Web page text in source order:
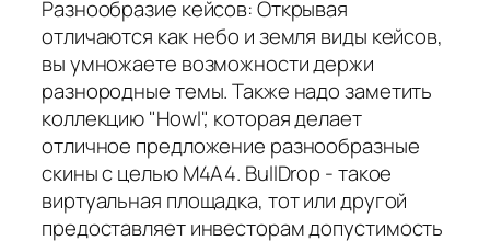
Разнообразие кейсов: Открывая
отличаются как небо и земля виды кейсов,
вы умножаете возможности держи
разнородные темы. Также надо заметить
коллекцию "Howl", которая делает
отличное предложение разнообразные
скины с целью M4A4. BullDrop - такое
виртуальная площадка, тот или другой
предоставляет инвесторам допустимость